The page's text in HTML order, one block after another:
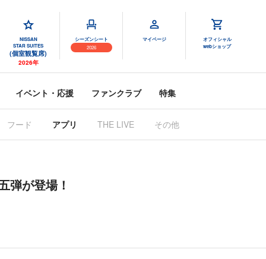
NISSAN
STAR SUITES
(個室観覧席)
2026年
シーズンシート
2026
マイページ
オフィシャル
webショップ
イベント・応援 ファンクラブ 特集
フード アプリ THE LIVE その他
弾が登場！